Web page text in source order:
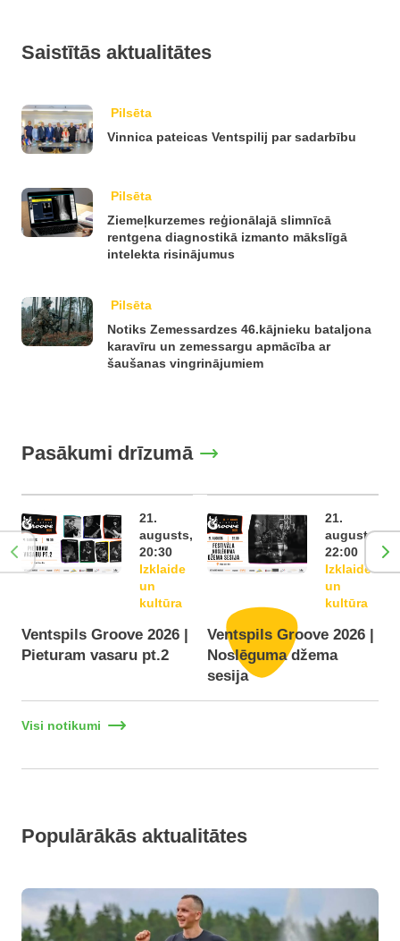
Saistītās aktualitātes
Pilsēta
Vinnica pateicas Ventspilij par sadarbību
Pilsēta
Ziemeļkurzemes reģionālajā slimnīcā
rentgena diagnostikā izmanto mākslīgā
intelekta risinājumus
Pilsēta
Notiks Zemessardzes 46.kājnieku bataljona
karavīru un zemessargu apmācība ar
šaušanas vingrinājumiem
Pasākumi drīzumā
21.
augusts,
20:30
Izklaide
un
kultūra
Ventspils Groove 2026 |
Pieturam vasaru pt.2
21.
augusts,
22:00
Izklaide
un
kultūra
Ventspils Groove 2026 |
Noslēguma džema
sesija
Visi notikumi
Populārākās aktualitātes